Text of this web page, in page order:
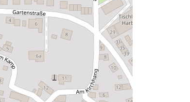
6
http://data.europa.eu/88u/dataset/22
4c8b3d-65a8-4a0a-b1dc-
893175ee95bc